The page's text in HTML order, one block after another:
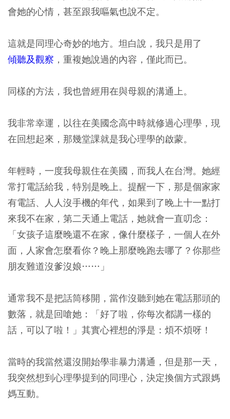
會她的心情，甚至跟我嘔氣也說不定。
這就是同理心奇妙的地方。 坦白說，我只是用了
傾聽及觀察 ，重複她說過的內容，僅此而已。
同樣的方法，我也曾經用在與母親的溝通上。
我非常幸運，以往在美國念高中時就修過心理學，現
在回想起來，那幾堂課就是我心理學的啟蒙。
年輕時，一度我母親住在美國，而我人在台灣。她經
常打電話給我，特別是晚上。提醒一下，那是個家家
有電話、人人沒手機的年代，如果到了晚上十一點打
來我不在家，第二天通上電話，她就會一直叨念：
「女孩子這麼晚還不在家，像什麼樣子，一個人在外
面，人家會怎麼看你？晚上那麼晚跑去哪了？你那些
朋友難道沒爹沒娘……」
通常我不是把話筒移開，當作沒聽到她在電話那頭的
數落，就是回嗆她：「好了啦，你每次都講一樣的
話，可以了啦！」其實心裡想的淨是：煩不煩呀！
當時的我當然還沒開始學非暴力溝通，但是那一天，
我突然想到心理學提到的同理心，決定換個方式跟媽
媽互動。